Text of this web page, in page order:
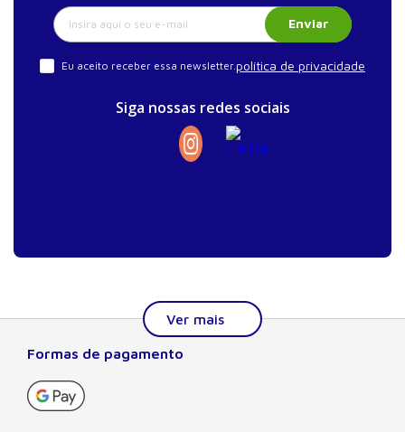
Enviar
Eu aceito receber essa newsletter. política de privacidade
Siga nossas redes sociais
A Editora Manole é líder em prover conteúdo essencial à
Formas de pagamento